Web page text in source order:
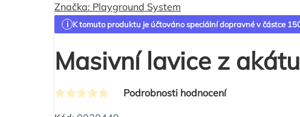
Masivní lavice z
K tomuto produktu je účtováno speciální dopravné v částce
Průměrné
Podrobnosti hodnocení
Značka: Playground System